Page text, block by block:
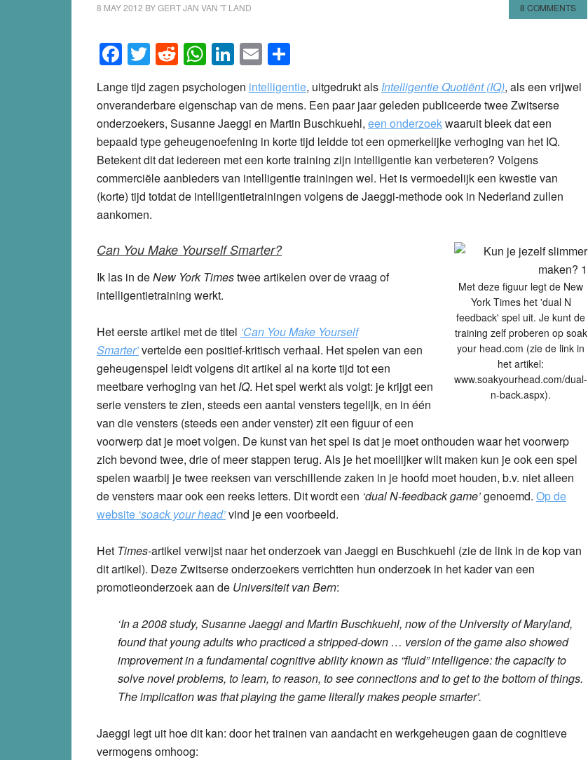
8 MAY 2012 BYGERT JAN VAN 'T LAND 8 COMMENTS
Facebook
Twitter
Reddit
WhatsApp
LinkedIn
Email
Lange tijd zagen psychologen intelligentie, uitgedrukt als Intelligentie Quotiënt (IQ), als een vrijwel
onveranderbare eigenschap van de mens. Een paar jaar geleden publiceerde twee Zwitserse
onderzoekers, Susanne Jaeggi en Martin Buschkuehl, een onderzoekwaaruit bleek dat een
bepaald type geheugenoefening in korte tijd leidde tot een opmerkelijke verhoging van het IQ.
Betekent dit dat iedereen met een korte training zijn intelligentie kan verbeteren? Volgens
commerciële aanbieders van intelligentie trainingen wel. Het is vermoedelijk een kwestie van
(korte) tijd totdat de intelligentietrainingen volgens de Jaeggi-methode ook in Nederland zullen
aankomen.
Met deze figuur legt de New
York Times het 'dual N
feedback' spel uit. Je kunt de
training zelf proberen op soak
your head.com (zie de link in
het artikel:
www.soakyourhead.com/dual-
n-back.aspx).
Can You Make Yourself Smarter?
Ik las in deNew York Timestwee artikelen over de vraag of
intelligentietraining werkt.
Het eerste artikel met de titel ‘Can You Make Yourself
Smarter’vertelde een positief-kritisch verhaal. Het spelen van een
geheugenspel leidt volgens dit artikel al na korte tijd tot een
meetbare verhoging van het IQ. Het spel werkt als volgt: je krijgt een
serie vensters te zien, steeds een aantal vensters tegelijk, en in één
van die vensters (steeds een ander venster) zit een figuur of een
voorwerp dat je moet volgen. De kunst van het spel is dat je moet onthouden waar het voorwerp
zich bevond twee, drie of meer stappen terug. Als je het moeilijker wilt maken kun je ook een spel
spelen waarbij je twee reeksen van verschillende zaken in je hoofd moet houden, b.v. niet alleen
de vensters maar ook een reeks letters. Dit wordt een ‘dual N-feedback game’genoemd. Op de
website ‘soack your head’vind je een voorbeeld.
Het Times-artikel verwijst naar het onderzoek van Jaeggi en Buschkuehl (zie de link in de kop van
dit artikel). Deze Zwitserse onderzoekers verrichtten hun onderzoek in het kader van een
promotieonderzoek aan de Universiteit van Bern:
‘In a 2008 study, Susanne Jaeggi and Martin Buschkuehl, now of the University of Maryland,
found that young adults who practiced a stripped-down … version of the game also showed
improvement in a fundamental cognitive ability known as “fluid” intelligence: the capacity to
solve novel problems, to learn, to reason, to see connections and to get to the bottom of things.
The implication was that playing the game literally makes people smarter’.
Jaeggi legt uit hoe dit kan: door het trainen van aandacht en werkgeheugen gaan de cognitieve
vermogens omhoog: